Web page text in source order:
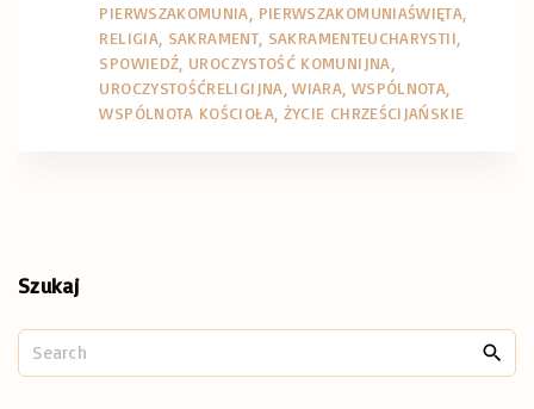
PIERWSZAKOMUNIA PIERWSZAKOMUNIAŚWIĘTA
RELIGIA SAKRAMENT SAKRAMENTEUCHARYSTII
SPOWIEDŹ UROCZYSTOŚĆ KOMUNIJNA
UROCZYSTOŚĆRELIGIJNA WIARA WSPÓLNOTA
WSPÓLNOTA KOŚCIOŁA ŻYCIE CHRZEŚCIJAŃSKIE
Szukaj
e